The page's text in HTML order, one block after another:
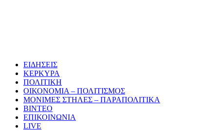
ΕΙΔΗΣΕΙΣ
ΚΕΡΚΥΡΑ
ΠΟΛΙΤΙΚΗ
ΟΙΚΟΝΟΜΙΑ – ΠΟΛΙΤΙΣΜΟΣ
ΜΟΝΙΜΕΣ ΣΤΗΛΕΣ – ΠΑΡΑΠΟΛΙΤΙΚΑ
ΒΙΝΤΕΟ
ΕΠΙΚΟΙΝΩΝΙΑ
LIVE